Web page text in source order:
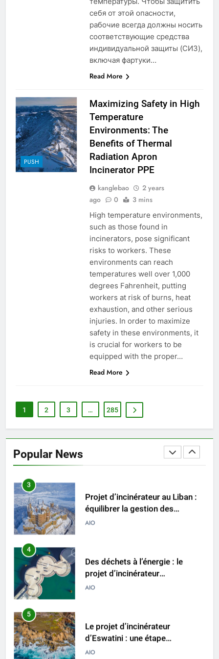
себя от этой опасности,
рабочие всегда должны носить
соответствующие средства
индивидуальной защиты (СИЗ),
включая фартуки…
Read More
PUSH
Maximizing Safety in High
Temperature
Environments: The
Benefits of Thermal
Radiation Apron
Incinerator PPE
kanglebao
2 years
ago
0 3 mins
High temperature environments,
such as those found in
incinerators, pose significant
risks to workers. These
environments can reach
temperatures well over 1,000
degrees Fahrenheit, putting
workers at risk of burns, heat
exhaustion, and other serious
injuries. In order to maximize
safety in these environments, it
is crucial for workers to be
equipped with the proper…
Read More
1 2 3 … 285
Popular News
5
Le projet d’incinérateur
d’Eswatini : une étape
importante dans la conservation
de l’environnement et la
récupération des ressources
AIO
6
L’incinérateur d’Eswatini :
transformer la gestion des
déchets et promouvoir des
plus vertes
AIO
Eswatini lance une solution
innovante de gestion des
déchets avec un nouvel
incinérateur
AIO
Alternatives vertes : solutions
innovantes de gestion des
déchets au Vietnam
L’incinérateur du Rwanda : un
déchets
2
l’incinérateur russe : une
approche durable de la gestion
3
Projet d’incinérateur au Liban :
équilibrer la gestion des
déchets et la santé publique
AIO
4
Des déchets à l’énergie : le
projet d’incinérateur
révolutionnaire de la Gambie
AIO
5
Le projet d’incinérateur
d’Eswatini : une étape
importante dans la conservation
AIO